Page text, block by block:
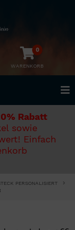
0
WARENKORB
Rabatt
sowie
Einfach
PERSONALISIERT